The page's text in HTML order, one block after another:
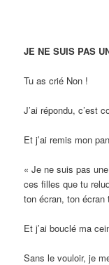
JE NE SUIS PAS
Tu as crié Non !
J’ai répondu, c’est
Et j’ai remis mon
« Je ne suis pas
ces filles que tu
ton écran, ton écran
Et j’ai bouclé ma
Sans le vouloir, je